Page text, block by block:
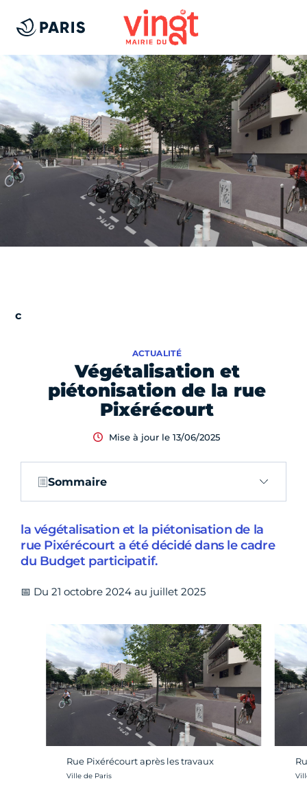
Végétalisation et
piétonisation de la rue
Pixérécourt
ACTUALITÉ
Mise à jour le 13/06/2025
Sommaire
la végétalisation et la piétonisation de la
rue Pixérécourt a été décidé dans le cadre
du Budget participatif.
📅 Du 21 octobre 2024 au juillet 2025
Rue Pixérécourt après les travaux
Crédit photo :
Ville de Paris